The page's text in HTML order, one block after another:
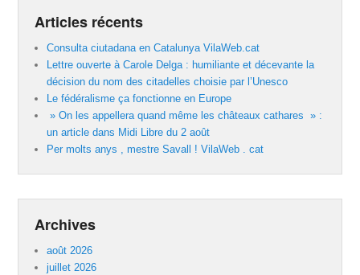
Articles récents
Consulta ciutadana en Catalunya VilaWeb.cat
Lettre ouverte à Carole Delga : humiliante et décevante la
décision du nom des citadelles choisie par l’Unesco
Le fédéralisme ça fonctionne en Europe
» On les appellera quand même les châteaux cathares » :
un article dans Midi Libre du 2 août
Per molts anys , mestre Savall ! VilaWeb . cat
Archives
août 2026
juillet 2026